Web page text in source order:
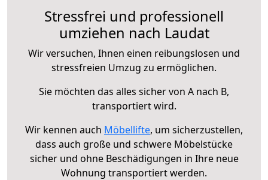
Stressfrei und professionell
umziehen nach Laudat
Wir versuchen, Ihnen einen reibungslosen und
stressfreien Umzug zu ermöglichen.
Sie möchten das alles sicher von A nach B,
transportiert wird.
Wir kennen auch Möbellifte, um sicherzustellen,
dass auch große und schwere Möbelstücke
sicher und ohne Beschädigungen in Ihre neue
Wohnung transportiert werden.